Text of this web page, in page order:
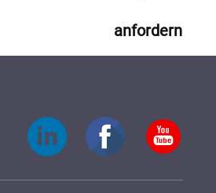
anfordern